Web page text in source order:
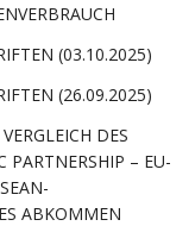
(03.10.2025)
(26.09.2025)
DES
PARTNERSHIP – EU-
ABKOMMEN